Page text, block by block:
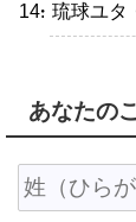
・琉球ユタ
あなたの